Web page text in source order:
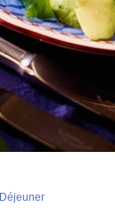
Déjeuner